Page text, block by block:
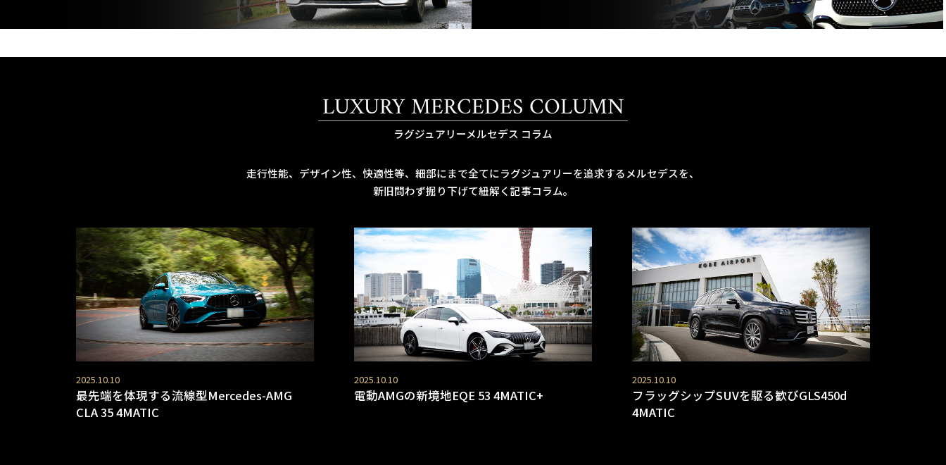
LUXURY MERCEDES COLUMN
ラグジュアリーメルセデス コラム
走行性能、デザイン性、快適性等、細部にまで全てにラグジュアリーを追求するメルセデスを、
新旧問わず掘り下げて紐解く記事コラム。
2025.10.10
最先端を体現する流線型Mercedes-AMG
CLA 35 4MATIC
2025.10.10
電動AMGの新境地EQE 53 4MATIC+
2025.10.10
フラッグシップSUVを駆る歓びGLS450d
4MATIC